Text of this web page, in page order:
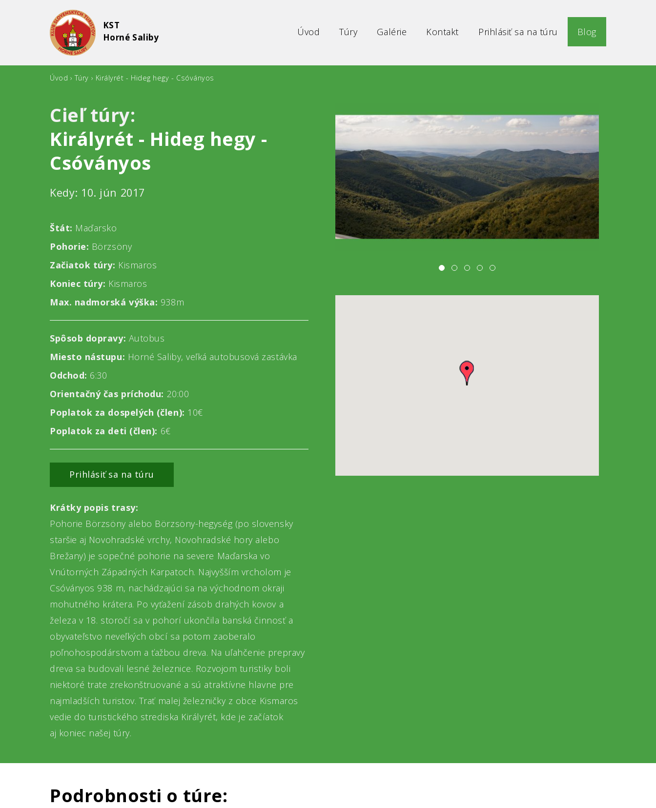
Skočiť
KST
Horné Saliby
Úvod Túry Galérie Kontakt Prihlásiť sa na túru Blog
Nachádzate
tu
Úvod › Túry › Királyrét - Hideg hegy - Csóványos
Cieľ túry:
Királyrét - Hideg hegy -
Csóványos
Kedy: 10. jún 2017
Štát: Maďarsko
Pohorie: Börzsöny
Začiatok túry: Kismaros
Koniec túry: Kismaros
Max. nadmorská výška: 938m
Spôsob dopravy: Autobus
Miesto nástupu: Horné Saliby, veľká autobusová zastávka
Odchod: 6:30
Orientačný čas príchodu: 20:00
Poplatok za dospelých (člen): 10€
Poplatok za deti (člen): 6€
Prihlásiť sa na túru
Krátky popis trasy:
Pohorie Börzsöny alebo Börzsöny-hegység (po slovensky
staršie aj Novohradské vrchy, Novohradské hory alebo
Brežany) je sopečné pohorie na severe Maďarska vo
Vnútorných Západných Karpatoch. Najvyšším vrcholom je
Csóványos 938 m, nachádzajúci sa na východnom okraji
mohutného krátera. Po vyťažení zásob drahých kovov a
železa v 18. storočí sa v pohorí ukončila banská činnosť a
obyvateľstvo neveľkých obcí sa potom zaoberalo
poľnohospodárstvom a ťažbou dreva. Na uľahčenie prepravy
dreva sa budovali lesné železnice. Rozvojom turistiky boli
niektoré trate zrekonštruované a sú atraktívne hlavne pre
najmladších turistov. Trať malej železničky z obce Kismaros
vedie do turistického strediska Királyrét, kde je začíatok
aj koniec našej túry.
Podrobnosti o túre: